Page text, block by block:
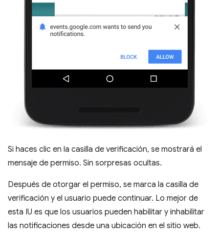
Si haces clic en la casilla de verificación, se mostrará el
mensaje de permiso. Sin sorpresas ocultas.
Después de otorgar el permiso, se marca la casilla de
verificación y el usuario puede continuar. Lo mejor de
esta IU es que los usuarios pueden habilitar y inhabilitar
las notificaciones desde una ubicación en el sitio web.